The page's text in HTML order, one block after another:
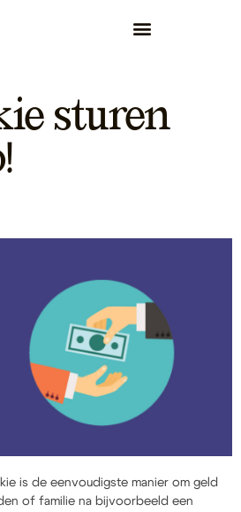
sturen
is de eenvoudigste manier om geld
of familie na bijvoorbeeld een